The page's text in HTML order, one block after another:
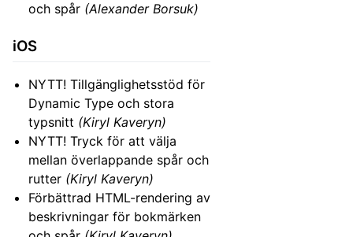
och spår (Alexander Borsuk)
iOS
NYTT! Tillgänglighetsstöd för
Dynamic Type och stora
typsnitt (Kiryl Kaveryn)
NYTT! Tryck för att välja
mellan överlappande spår och
rutter (Kiryl Kaveryn)
Förbättrad HTML-rendering av
beskrivningar för bokmärken